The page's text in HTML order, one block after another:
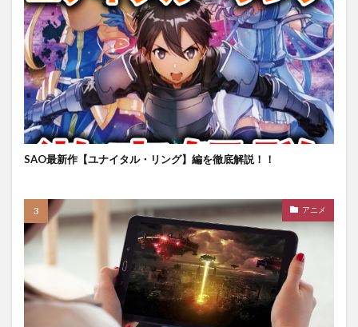
SAO最新作【ユナイタル・リング】編を徹底解説！！
アニメ